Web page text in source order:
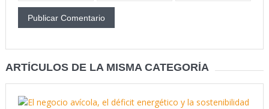
ARTÍCULOS DE LA MISMA CATEGORÍA